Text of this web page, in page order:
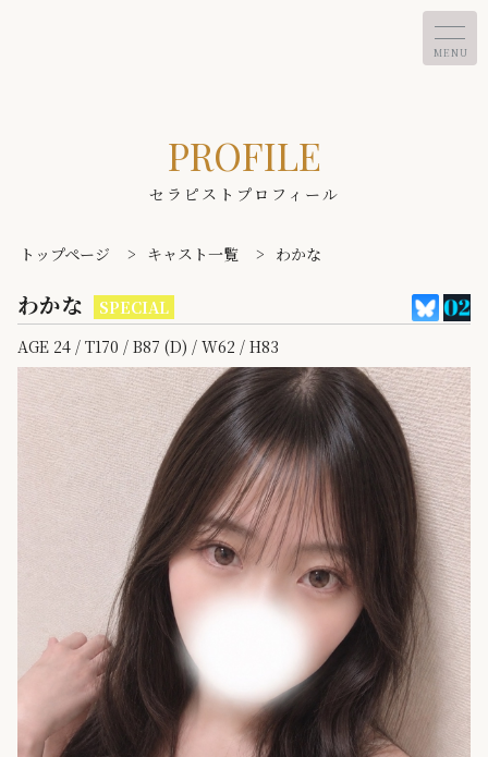
MENU
セラピストプロフィール
PROFILE
トップページ > キャスト一覧 > わかな
わかな
SPECIAL
AGE 24 / T170 / B87 (D) / W62 / H83